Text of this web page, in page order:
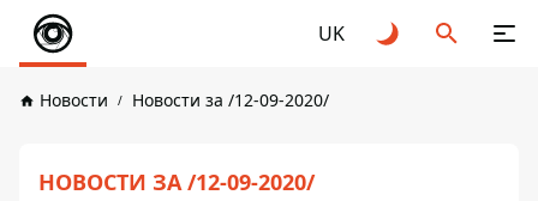
UK
Новости Новости за /12-09-2020/
НОВОСТИ ЗА /12-09-2020/